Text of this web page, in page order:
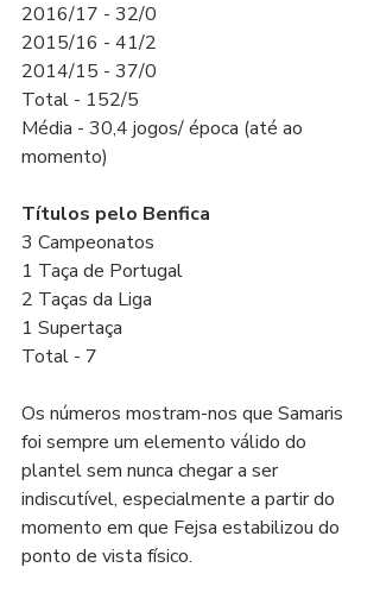
2016/17 - 32/0
2015/16 - 41/2
2014/15 - 37/0
Total - 152/5
Média - 30,4 jogos/ época (até ao
momento)
Títulos pelo Benfica
3 Campeonatos
1 Taça de Portugal
2 Taças da Liga
1 Supertaça
Total - 7
Os números mostram-nos que Samaris
foi sempre um elemento válido do
plantel sem nunca chegar a ser
indiscutível, especialmente a partir do
momento em que Fejsa estabilizou do
ponto de vista físico.